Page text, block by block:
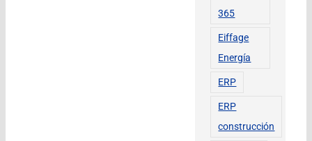
365
Eiffage
Energía
ERP
ERP
construcción